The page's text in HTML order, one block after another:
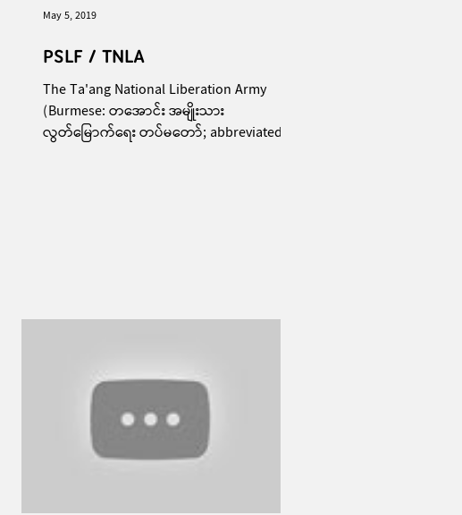
PSLF / TNLA
The Ta'ang National Liberation Army
(Burmese: တအောင်း အမျိုးသား
လွတ်မြောက်ရေး တပ်မတော်; abbreviated
May 5, 2019